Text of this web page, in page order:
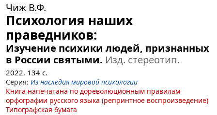
Чиж В.Ф.
Психология наших
праведников:
Изучение психики людей, признанных
в России святыми. Изд. стереотип.
2022. 134 с.
Серия: Из наследия мировой психологии
Книга напечатана по дореволюционным правилам
орфографии русского языка (репринтное воспроизведение)
Типографская бумага